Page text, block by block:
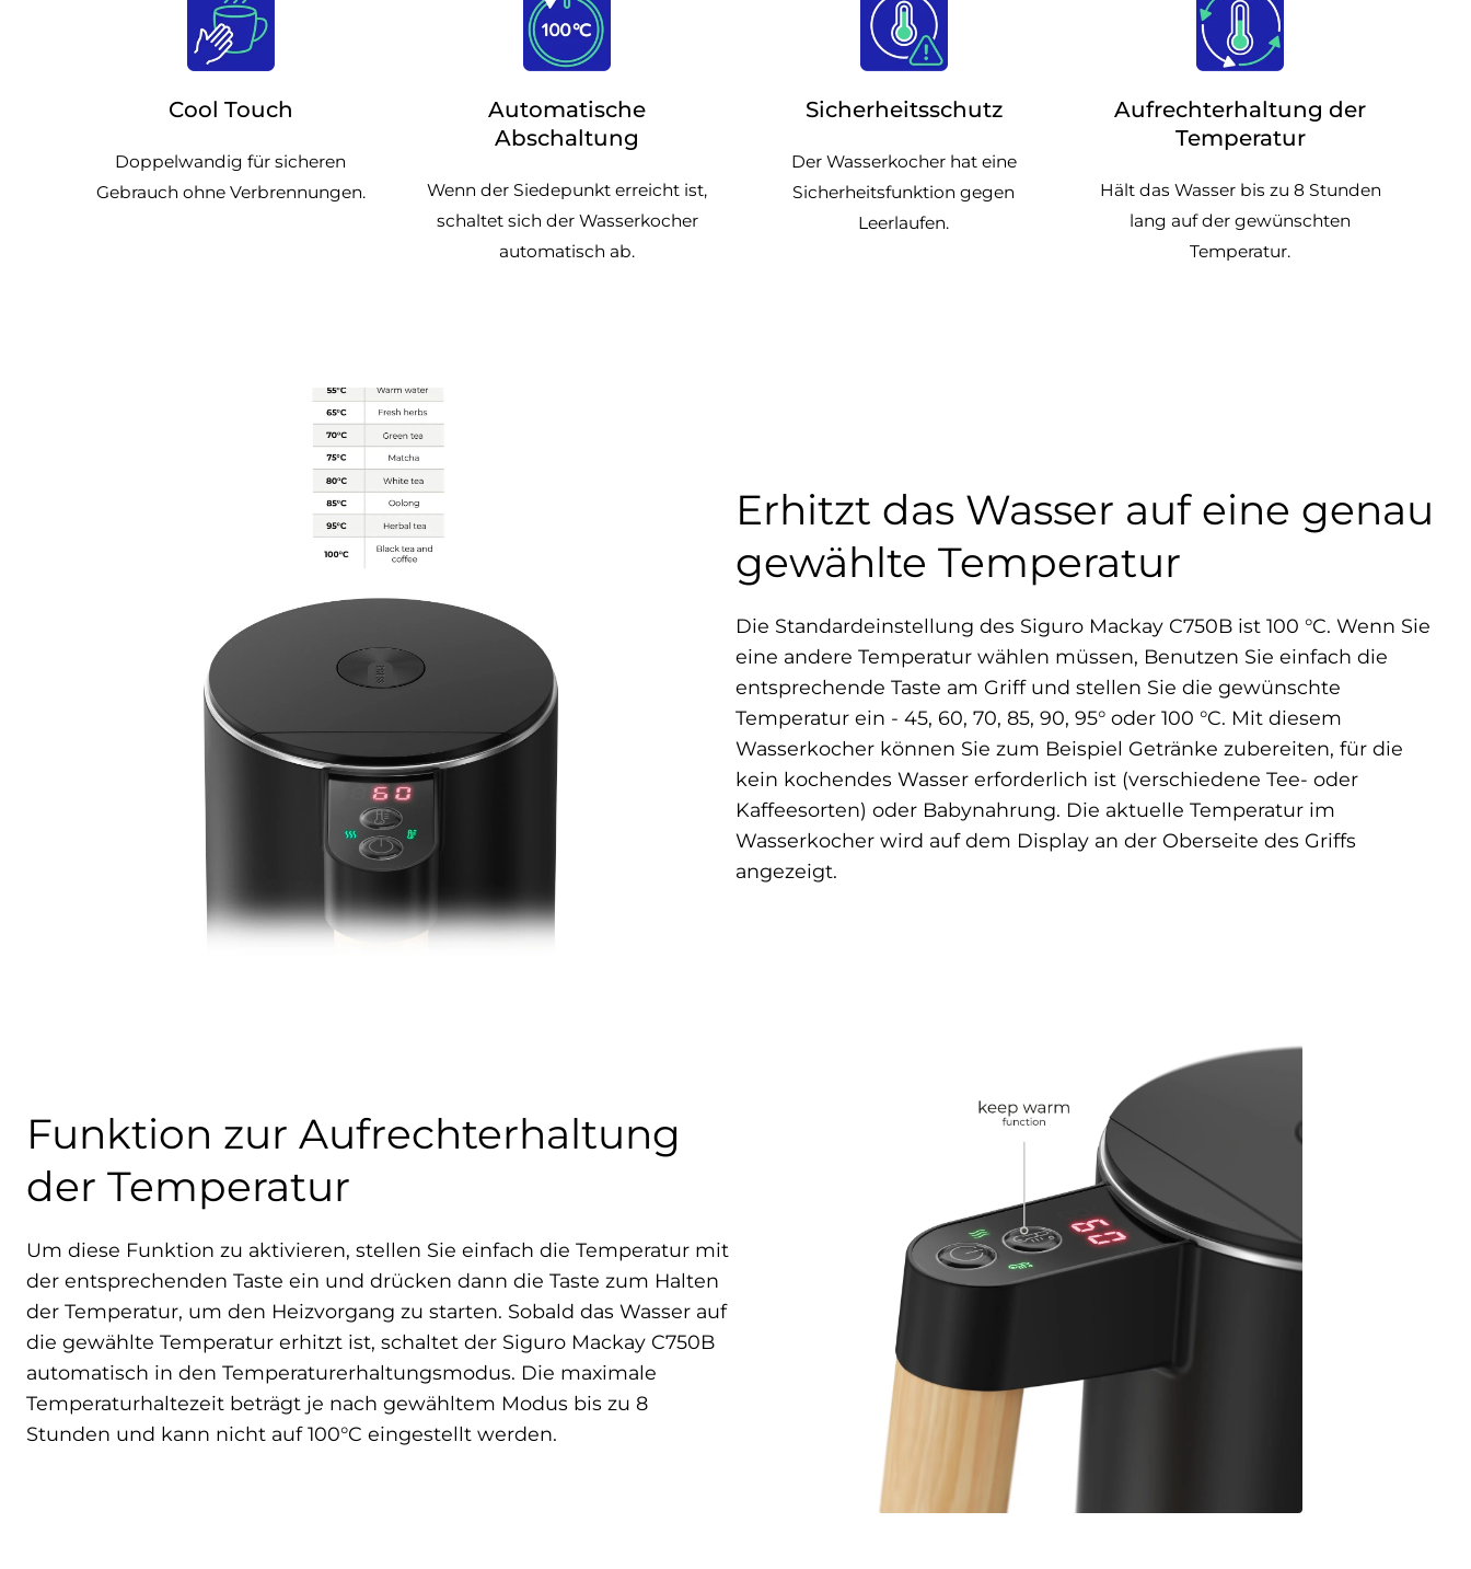
Cool Touch
Doppelwandig für sicheren
Gebrauch ohne Verbrennungen.
Automatische
Abschaltung
Wenn der Siedepunkt erreicht ist,
schaltet sich der Wasserkocher
automatisch ab.
Sicherheitsschutz
Der Wasserkocher hat eine
Sicherheitsfunktion gegen
Leerlaufen.
Aufrechterhaltung der
Temperatur
Hält das Wasser bis zu 8 Stunden
lang auf der gewünschten
Temperatur.
Erhitzt das Wasser auf eine genau
gewählte Temperatur
Die Standardeinstellung des Siguro Mackay C750B ist 100 °C. Wenn Sie
eine andere Temperatur wählen müssen, Benutzen Sie einfach die
entsprechende Taste am Griff und stellen Sie die gewünschte
Temperatur ein - 45, 60, 70, 85, 90, 95° oder 100 °C. Mit diesem
Wasserkocher können Sie zum Beispiel Getränke zubereiten, für die
kein kochendes Wasser erforderlich ist (verschiedene Tee- oder
Kaffeesorten) oder Babynahrung. Die aktuelle Temperatur im
Wasserkocher wird auf dem Display an der Oberseite des Griffs
angezeigt.
Funktion zur Aufrechterhaltung
der Temperatur
Um diese Funktion zu aktivieren, stellen Sie einfach die Temperatur mit
der entsprechenden Taste ein und drücken dann die Taste zum Halten
der Temperatur, um den Heizvorgang zu starten. Sobald das Wasser auf
die gewählte Temperatur erhitzt ist, schaltet der Siguro Mackay C750B
automatisch in den Temperaturerhaltungsmodus. Die maximale
Temperaturhaltezeit beträgt je nach gewähltem Modus bis zu 8
Stunden und kann nicht auf 100°C eingestellt werden.